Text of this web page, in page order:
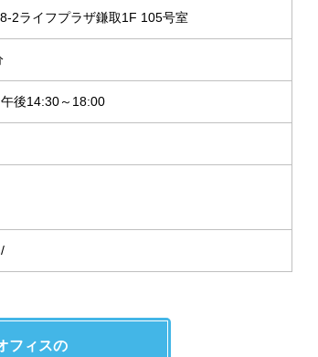
2ライフプラザ鎌取1F 105号室
後14:30～18:00
フィスの